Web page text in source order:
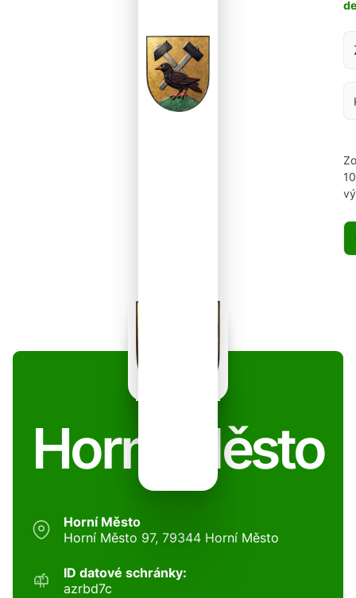
Horní Město
Horní Město
Horní Město 97, 79344 Horní Město
ID datové schránky:
azrbd7c